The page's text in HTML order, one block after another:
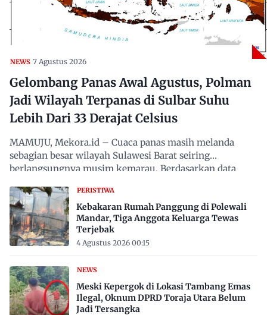
NEWS 7 Agustus 2026
Gelombang Panas Awal Agustus, Polman
Jadi Wilayah Terpanas di Sulbar Suhu
Lebih Dari 33 Derajat Celsius
MAMUJU, Mekora.id – Cuaca panas masih melanda
sebagian besar wilayah Sulawesi Barat seiring
berlangsungnya musim kemarau. Berdasarkan data
PERISTIWA
Kebakaran Rumah Panggung di Polewali
Mandar, Tiga Anggota Keluarga Tewas
Terjebak
4 Agustus 2026 00:15
NEWS
Meski Kepergok di Lokasi Tambang Emas
Ilegal, Oknum DPRD Toraja Utara Belum
Jadi Tersangka